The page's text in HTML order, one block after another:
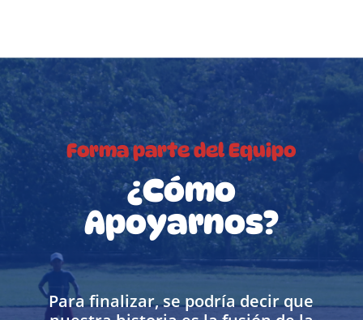
Forma parte del Equipo
¿Cómo
Apoyarnos?
Para finalizar, se podría decir que